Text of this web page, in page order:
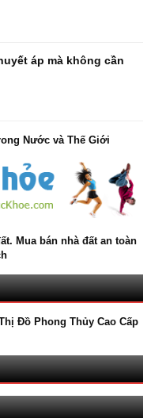
áp mà không cần